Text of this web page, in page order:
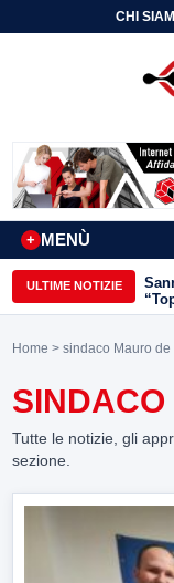
CHI
MENÙ
+
ULTIME NOTIZIE
Home > sindaco Mauro de
Tutte le notizie, gli
sezione.